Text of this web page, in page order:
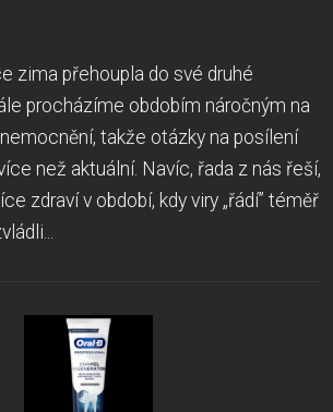
zima přehoupla do své druhé
procházíme obdobím náročným na
takže otázky na posílení
než aktuální. Navíc, řada z nás řeší,
zdraví v období, kdy viry „řádí” téměř